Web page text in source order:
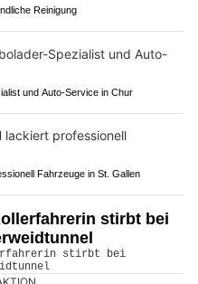
Reinigung
und Auto-Service in Chur
Fahrzeuge in St. Gallen
stirbt bei